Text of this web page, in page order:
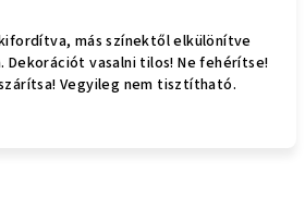
kifordítva, más színektől elkülönítve
Dekorációt vasalni tilos! Ne fehérítse!
Vegyileg nem tisztítható.